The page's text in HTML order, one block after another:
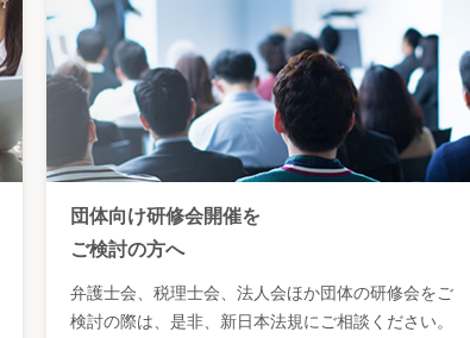
団体向け研修会開催を
ご検討の方へ
弁護士会、税理士会、法人会ほか団体の研修会をご
検討の際は、是非、新日本法規にご相談ください。